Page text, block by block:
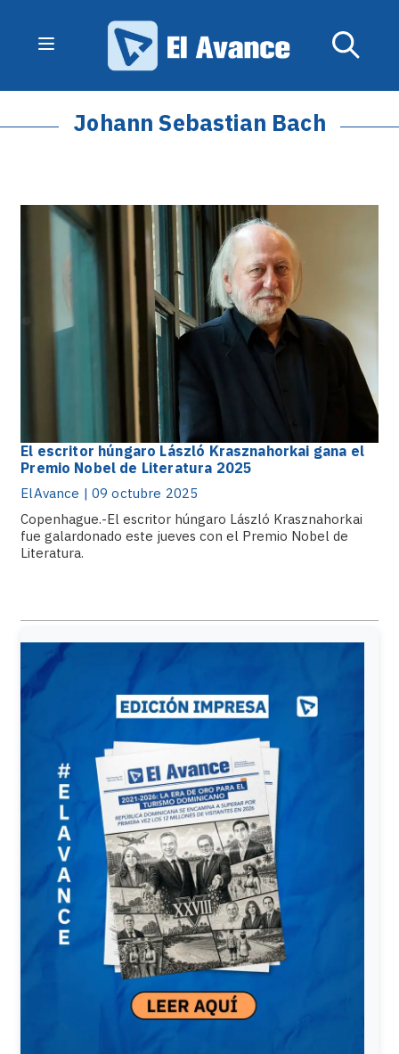
Johann Sebastian Bach
El escritor húngaro László Krasznahorkai gana el
Premio Nobel de Literatura 2025
ElAvance | 09 octubre 2025
Copenhague.-El escritor húngaro László Krasznahorkai
fue galardonado este jueves con el Premio Nobel de
Literatura.